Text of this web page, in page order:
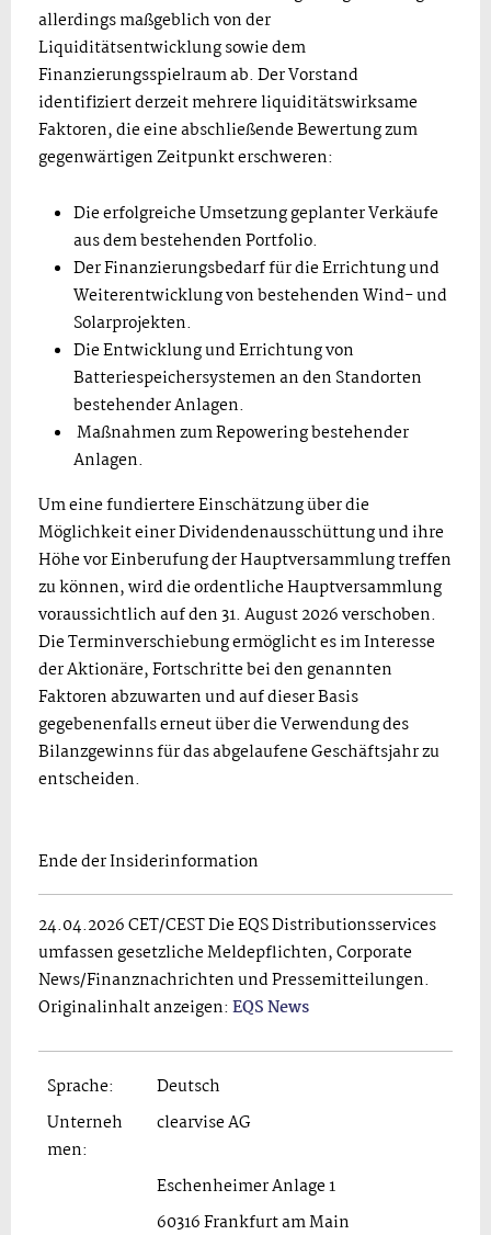
allerdings maßgeblich von der
Liquiditätsentwicklung sowie dem
Finanzierungsspielraum ab. Der Vorstand
identifiziert derzeit mehrere liquiditätswirksame
Faktoren, die eine abschließende Bewertung zum
gegenwärtigen Zeitpunkt erschweren:
Die erfolgreiche Umsetzung geplanter Verkäufe
aus dem bestehenden Portfolio.
Der Finanzierungsbedarf für die Errichtung und
Weiterentwicklung von bestehenden Wind- und
Solarprojekten.
Die Entwicklung und Errichtung von
Batteriespeichersystemen an den Standorten
bestehender Anlagen.
Maßnahmen zum Repowering bestehender
Anlagen.
Um eine fundiertere Einschätzung über die
Möglichkeit einer Dividendenausschüttung und ihre
Höhe vor Einberufung der Hauptversammlung treffen
zu können, wird die ordentliche Hauptversammlung
voraussichtlich auf den 31. August 2026 verschoben.
Die Terminverschiebung ermöglicht es im Interesse
der Aktionäre, Fortschritte bei den genannten
Faktoren abzuwarten und auf dieser Basis
gegebenenfalls erneut über die Verwendung des
Bilanzgewinns für das abgelaufene Geschäftsjahr zu
entscheiden.
Ende der Insiderinformation
24.04.2026 CET/CEST Die EQS Distributionsservices
umfassen gesetzliche Meldepflichten, Corporate
News/Finanznachrichten und Pressemitteilungen.
Originalinhalt anzeigen: EQS News
Sprache:
Deutsch
Unterneh
men:
clearvise AG
Eschenheimer Anlage 1
60316 Frankfurt am Main